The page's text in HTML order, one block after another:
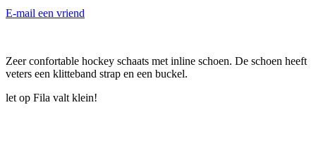
E-mail een vriend
Zeer confortable hockey schaats met inline schoen. De schoen heeft
veters een klitteband strap en een buckel.
let op Fila valt klein!